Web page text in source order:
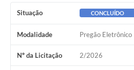
Ouvidoria
Contratos
Galeria de Vídeos
Situação CONCLUÍDO
Modalidade Pregão Eletrônico
Nº da Licitação 2/2026